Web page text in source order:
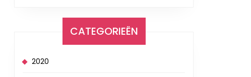
CATEGORIEËN
2020